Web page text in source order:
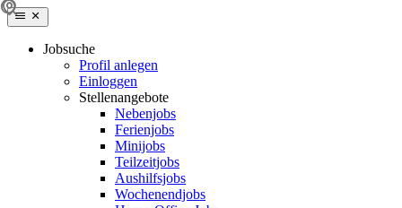
Jobsuche
Profil anlegen
Einloggen
Stellenangebote
Nebenjobs
Ferienjobs
Minijobs
Teilzeitjobs
Aushilfsjobs
Wochenendjobs